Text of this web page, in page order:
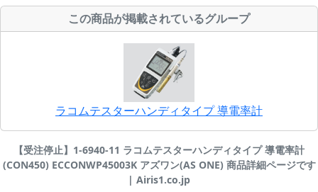
この商品が掲載されているグループ
ラコムテスターハンディタイプ 導電率計
【受注停止】1-6940-11 ラコムテスターハンディタイプ 導電率計
(CON450) ECCONWP45003K アズワン(AS ONE) 商品詳細ページです
| Airis1.co.jp